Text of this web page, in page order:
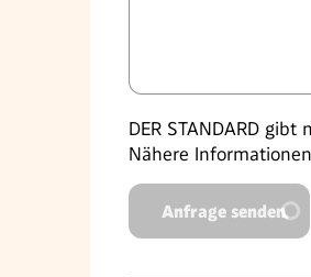
DER STANDARD
Nähere
Anfrage senden